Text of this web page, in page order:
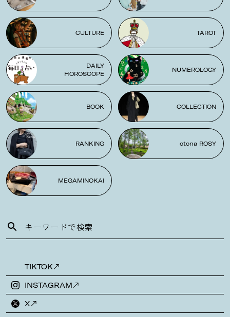
CULTURE TAROT
DAILY
HOROSCOPE
NUMEROLOGY
BOOK COLLECTION
RANKING otona ROSY
MEGAMINOKAI
TIKTOK
INSTAGRAM
X